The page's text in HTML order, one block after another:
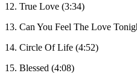
12. True Love (3:34)
13. Can You Feel The Love
14. Circle Of Life (4:52)
15. Blessed (4:08)